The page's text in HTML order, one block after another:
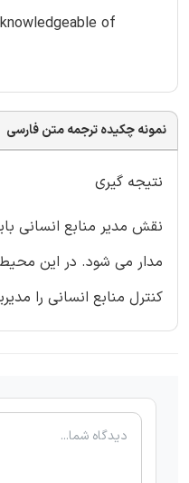
of
نمونه چکیده ترجمه متن فارسی
نتیجه گیری
نقش مدیر منابع انسانی
مدار می شود. در این محیط
کنترل منابع انسانی را